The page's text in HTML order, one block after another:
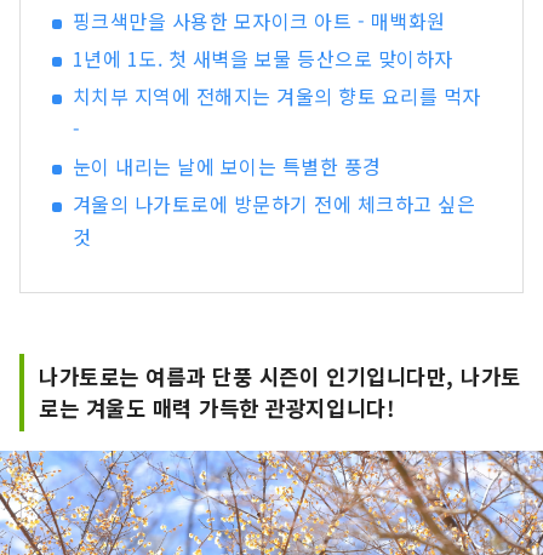
핑크색만을 사용한 모자이크 아트 - 매백화원
1년에 1도. 첫 새벽을 보물 등산으로 맞이하자
치치부 지역에 전해지는 겨울의 향토 요리를 먹자
-
눈이 내리는 날에 보이는 특별한 풍경
겨울의 나가토로에 방문하기 전에 체크하고 싶은
것
나가토로는 여름과 단풍 시즌이 인기입니다만, 나가토
로는 겨울도 매력 가득한 관광지입니다!